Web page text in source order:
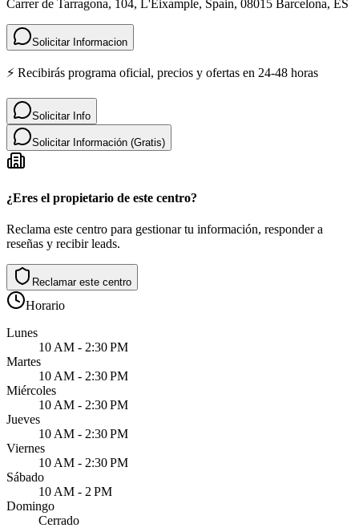
Carrer de Tarragona, 104, L'Eixample, Spain, 08015 Barcelona, ES
Solicitar Informacion
⚡ Recibirás programa oficial, precios y ofertas en 24-48 horas
Solicitar Info
Solicitar Información (Gratis)
¿Eres el propietario de este centro?
Reclama este centro para gestionar tu información, responder a
reseñas y recibir leads.
Reclamar este centro
Horario
Lunes
10 AM - 2:30 PM
Martes
10 AM - 2:30 PM
Miércoles
10 AM - 2:30 PM
Jueves
10 AM - 2:30 PM
Viernes
10 AM - 2:30 PM
Sábado
10 AM - 2 PM
Domingo
Cerrado